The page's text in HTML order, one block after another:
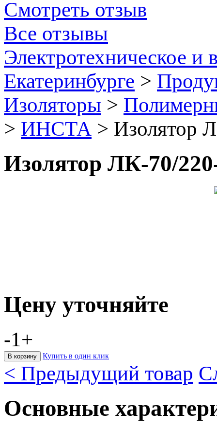
Смотреть отзыв
Все отзывы
Электротехническое и
Екатеринбурге >
Изоляторы >
> ИНСТА > Изолятор
Изолятор ЛК-70/
Цену уточняйте
-1+
Купить в один клик
< Предыдущий товар
Основные